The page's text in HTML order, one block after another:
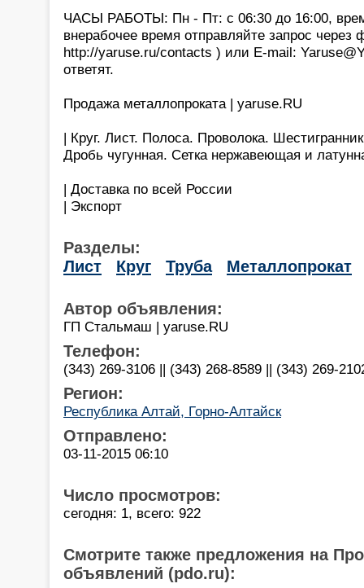
ЧАСЫ РАБОТЫ: Пн - Пт: с 06:30 до 16:00,
внерабочее время отправляйте запрос через
http://yaruse.ru/contacts ) или E-mail:
ответят.
Продажа металлопроката | yaruse.RU
| Круг. Лист. Полоса. Проволока.
Дробь чугунная. Сетка нержавеющая и
| Доставка по всей России
| Экспорт
Разделы:
Лист
Круг Труба Металлопрокат
Автор объявления:
ГП Стальмаш | yaruse.RU
Телефон:
(343) 269-3106 || (343) 268-8589 || (343) 269-
Регион:
Республика Алтай, Горно-Алтайск
Отправлено:
03-11-2015 06:10
Число просмотров:
сегодня: 1, всего: 922
Смотрите также предложения на
объявлений (pdo.ru):